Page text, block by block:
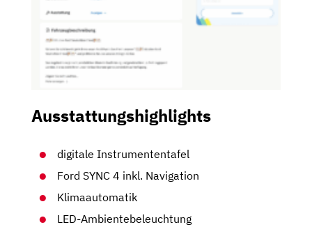
Ausstattungshighlights
digitale Instrumententafel
Ford SYNC 4 inkl. Navigation
Klimaautomatik
LED-Ambientebeleuchtung